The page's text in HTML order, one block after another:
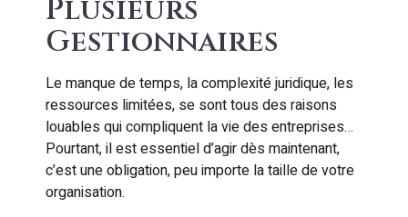
Plusieurs
Gestionnaires
Le manque de temps, la complexité juridique, les
ressources limitées, se sont tous des raisons
louables qui compliquent la vie des entreprises…
Pourtant, il est essentiel d’agir dès maintenant,
c’est une obligation, peu importe la taille de votre
organisation.